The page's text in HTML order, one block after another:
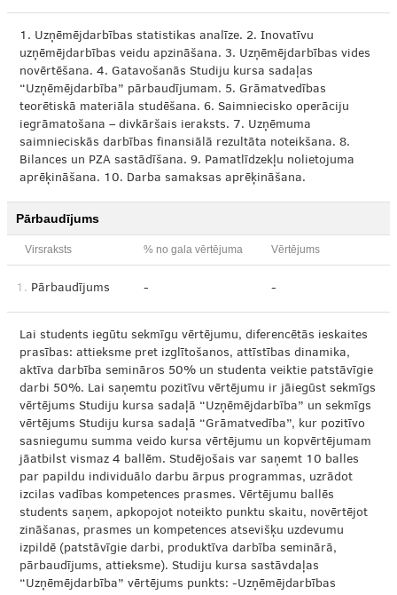
1. Uzņēmējdarbības statistikas analīze. 2. Inovatīvu
uzņēmējdarbības veidu apzināšana. 3. Uzņēmējdarbības vides
novērtēšana. 4. Gatavošanās Studiju kursa sadaļas
“Uzņēmējdarbība” pārbaudījumam. 5. Grāmatvedības
teorētiskā materiāla studēšana. 6. Saimniecisko operāciju
iegrāmatošana – divkāršais ieraksts. 7. Uzņēmuma
saimnieciskās darbības finansiālā rezultāta noteikšana. 8.
Bilances un PZA sastādīšana. 9. Pamatlīdzekļu nolietojuma
aprēķināšana. 10. Darba samaksas aprēķināšana.
Pārbaudījums
Virsraksts % no gala vērtējuma Vērtējums
1. Pārbaudījums - -
Lai students iegūtu sekmīgu vērtējumu, diferencētās ieskaites
prasības: attieksme pret izglītošanos, attīstības dinamika,
aktīva darbība semināros 50% un studenta veiktie patstāvīgie
darbi 50%. Lai saņemtu pozitīvu vērtējumu ir jāiegūst sekmīgs
vērtējums Studiju kursa sadaļā “Uzņēmējdarbība” un sekmīgs
vērtējums Studiju kursa sadaļā “Grāmatvedība”, kur pozitīvo
sasniegumu summa veido kursa vērtējumu un kopvērtējumam
jāatbilst vismaz 4 ballēm. Studējošais var saņemt 10 balles
par papildu individuālo darbu ārpus programmas, uzrādot
izcilas vadības kompetences prasmes. Vērtējumu ballēs
students saņem, apkopojot noteikto punktu skaitu, novērtējot
zināšanas, prasmes un kompetences atsevišķu uzdevumu
izpildē (patstāvīgie darbi, produktīva darbība seminārā,
pārbaudījums, attieksme). Studiju kursa sastāvdaļas
“Uzņēmējdarbība” vērtējums punkts: -Uzņēmējdarbības